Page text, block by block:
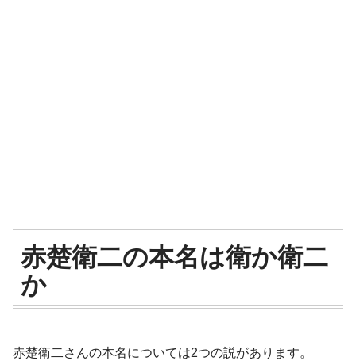
赤楚衛二の本名は衛か衛二
か
赤楚衛二さんの本名については2つの説があります。